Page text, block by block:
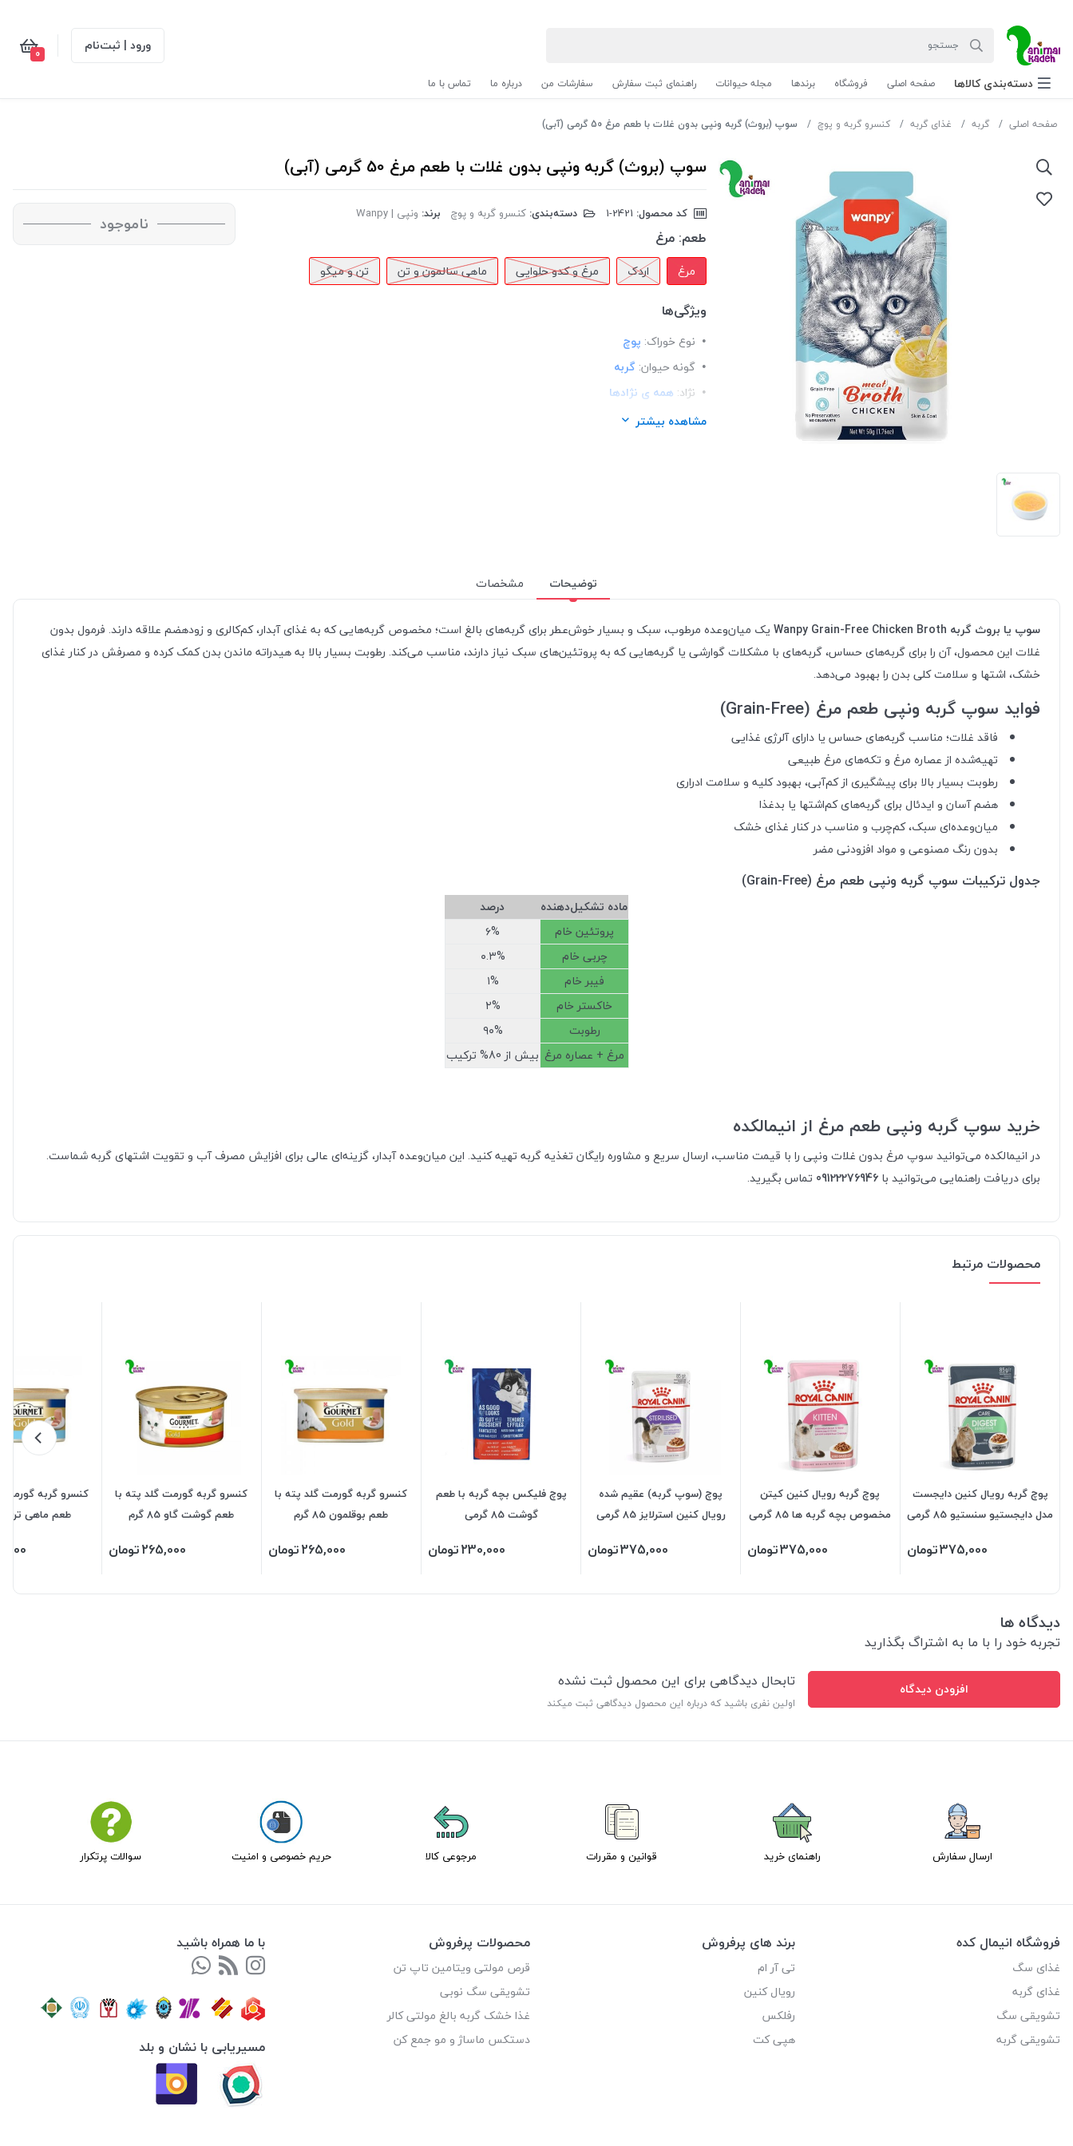
ورود | ثبت‌نام 0
دسته‌بندی‌ کالاها صفحه اصلی فروشگاه برندها مجله حیوانات راهنمای ثبت سفارش سفارشات من درباره ما تماس با ما
صفحه اصلی گربه غذای گربه کنسرو گربه و پوچ سوپ (بروث) گربه ونپی بدون غلات با طعم مرغ 50 گرمی (آبی)
سوپ (بروث) گربه ونپی بدون غلات با طعم مرغ 50 گرمی (آبی)
کد محصول: دسته‌بندی: کنسرو گربه و پوچ برند: ونپی | Wanpy
طعم: مرغ
مرغ اردک مرغ و کدو حلوایی ماهی سالمون و تن تن و میگو
ویژگی‌ها
نوع خوراک: پوچ
گونه حیوان: گربه
نژاد: همه ی نژادها
سن حیوان: همه ی سنینمشاهده بیشتر
ناموجود
توضیحات مشخصات
سوپ یا بروث گربه Wanpy Grain-Free Chicken Broth
یک میان‌وعده مرطوب، سبک و بسیار خوش‌عطر برای گربه‌های بالغ است؛ مخصوص گربه‌هایی که به غذای آبدار، کم‌کالری و زود‌هضم علاقه دارند. فرمول بدون
غلات این محصول، آن را برای گربه‌های حساس، گربه‌های با مشکلات گوارشی یا گربه‌هایی که به پروتئین‌های سبک نیاز دارند، مناسب می‌کند. رطوبت بسیار بالا به هیدراته ماندن بدن کمک کرده و مصرفش در کنار غذای
خشک، اشتها و سلامت کلی بدن را بهبود می‌دهد.
فواید سوپ گربه ونپی طعم مرغ (Grain-Free)
فاقد غلات؛ مناسب گربه‌های حساس یا دارای آلرژی غذایی
تهیه‌شده از عصاره مرغ و تکه‌های مرغ طبیعی
رطوبت بسیار بالا برای پیشگیری از کم‌آبی، بهبود کلیه و سلامت ادراری
هضم آسان و ایدئال برای گربه‌های کم‌اشتها یا بدغذا
میان‌وعده‌ای سبک، کم‌چرب و مناسب در کنار غذای خشک
بدون رنگ مصنوعی و مواد افزودنی مضر
جدول ترکیبات سوپ گربه ونپی طعم مرغ (Grain-Free)
ماده تشکیل‌دهنده
درصد
پروتئین خام
۶%
چربی خام
۰.۳%
فیبر خام
۱%
خاکستر خام
۲%
رطوبت
۹۰%
مرغ + عصاره مرغ بیش از 80% ترکیب
خرید سوپ گربه ونپی طعم مرغ از انیمالکده
در انیمالکده می‌توانید سوپ مرغ بدون غلات ونپی را با قیمت مناسب، ارسال سریع و مشاوره رایگان تغذیه گربه تهیه کنید. این میان‌وعده آبدار، گزینه‌ای عالی برای افزایش مصرف آب و تقویت اشتهای گربه شماست.
برای دریافت راهنمایی می‌توانید با 09122276946 تماس بگیرید.
محصولات مرتبط
پوچ گربه رویال کنین دایجست
مدل دایجستیو سنستیو 85 گرمی
375,000تومان
پوچ گربه رویال کنین کیتن
مخصوص بچه گربه ها 85 گرمی
375,000تومان
پوچ (سوپ گربه) عقیم شده
رویال کنین استرلایز 85 گرمی
375,000تومان
پوچ فلیکس بچه گربه با طعم
گوشت 85 گرمی
230,000تومان
کنسرو گربه گورمت گلد پته با
طعم بوقلمون 85 گرم
265,000تومان
کنسرو گربه گورمت گلد پته با
طعم گوشت گاو 85 گرم
265,000تومان
کنسرو گربه گورمت
طعم ماهی تن 85 گرم
دیدگاه ها
تجربه خود را با ما به اشتراگ بگذارید
افزودن دیدگاه تابحال دیدگاهی برای این محصول ثبت نشده
اولین نفری باشید که درباره این محصول دیدگاهی ثبت میکند
ارسال سفارش راهنمای خرید قوانین و مقررات مرجوعی کالا حریم خصوصی و امنیت سوالات پرتکرار
فروشگاه انیمال کده
غذای سگ
غذای گربه
تشویقی سگ
تشویقی گربه
برند های پرفروش
تی آر ام
رویال کنین
رفلکس
هپی کت
محصولات پرفروش
قرص مولتی ویتامین تاپ تن
تشویقی سگ نوبی
غذا خشک گربه بالغ مولتی کالر
دستکس ماساژ و مو جمع کن
با ما همراه باشید
مسیریابی با نشان و بلد